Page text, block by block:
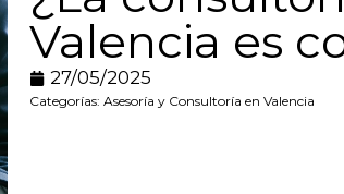
Valencia es
27/05/2025
Categorías: Asesoría y Consultoría en Valencia